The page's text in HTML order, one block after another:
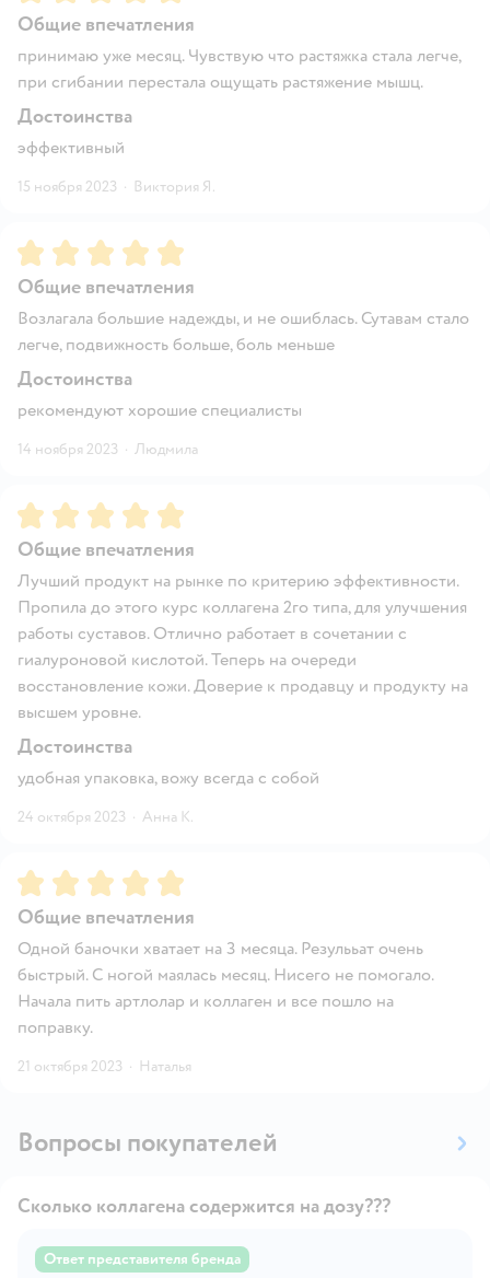
Общие впечатления
принимаю уже месяц. Чувствую что растяжка стала легче,
при сгибании перестала ощущать растяжение мышц.
Достоинства
эффективный
15 ноября 2023 · Виктория Я.
Рейтинг:5
Общие впечатления
Возлагала большие надежды, и не ошиблась. Сутавам стало
легче, подвижность больше, боль меньше
Достоинства
рекомендуют хорошие специалисты
14 ноября 2023 · Людмила
Рейтинг:5
Общие впечатления
Лучший продукт на рынке по критерию эффективности.
Пропила до этого курс коллагена 2го типа, для улучшения
работы суставов. Отлично работает в сочетании с
гиалуроновой кислотой. Теперь на очереди
восстановление кожи. Доверие к продавцу и продукту на
высшем уровне.
Достоинства
удобная упаковка, вожу всегда с собой
24 октября 2023 · Анна К.
Рейтинг:5
Общие впечатления
Одной баночки хватает на 3 месяца. Резулььат очень
быстрый. С ногой маялась месяц. Нисего не помогало.
Начала пить артлолар и коллаген и все пошло на
поправку.
21 октября 2023 · Наталья
Вопросы покупателей
Сколько коллагена содержится на дозу???
Ответ представителя бренда